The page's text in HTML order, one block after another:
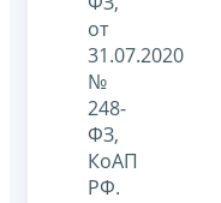
от
31.07.2020
№
248-
ФЗ,
КоАП
РФ.